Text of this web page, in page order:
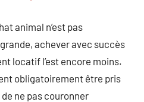
animal n’est pas
achever avec succès
locatif l’est encore moins.
obligatoirement être pris
ne pas couronner